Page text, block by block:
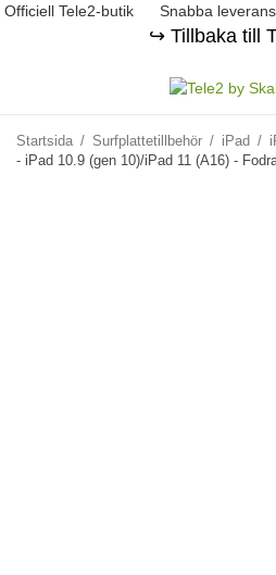
Officiell Tele2-butik Snabba
↪️ Tillbaka till
Startsida / Surfplattetillbehör / iPad /
- iPad 10.9 (gen 10)/iPad 11 (A16) -